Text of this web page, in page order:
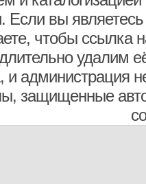
вы являетесь
чтобы ссылка
удалим
и администрация
защищенные